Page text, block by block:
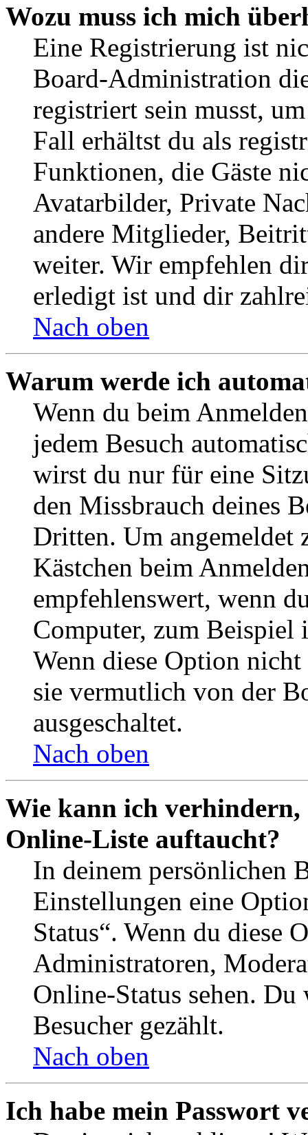
Wozu muss ich mich
Eine Registrierung ist
Board-Administration
registriert sein musst,
Fall erhältst du als
Funktionen, die Gäste
Avatarbilder, Private
andere Mitglieder,
weiter. Wir empfehlen
erledigt ist und dir
Nach oben
Warum werde ich
Wenn du beim
jedem Besuch
wirst du nur für eine
den Missbrauch deines
Dritten. Um angemeldet
Kästchen beim
empfehlenswert, wenn
Computer, zum Beispiel
Wenn diese Option
sie vermutlich von der
ausgeschaltet.
Nach oben
Wie kann ich verhindern,
Online-Liste auftaucht?
In deinem persönlichen
Einstellungen eine
Status“. Wenn du diese
Administratoren,
Online-Status sehen.
Besucher gezählt.
Nach oben
Ich habe mein Passwort